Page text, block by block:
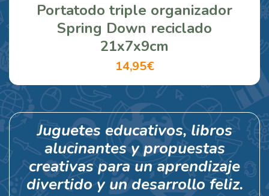
Portatodo triple organizador
Spring Down reciclado
21x7x9cm
14,95€
Juguetes educativos, libros
alucinantes y propuestas
creativas para un aprendizaje
divertido y un desarrollo feliz.